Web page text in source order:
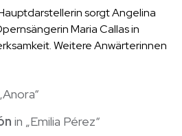
sorgt Angelina
Maria Callas in
Weitere Anwärterinnen
in „Emilia Pérez“